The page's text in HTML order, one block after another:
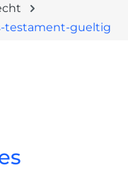
testament-gueltig